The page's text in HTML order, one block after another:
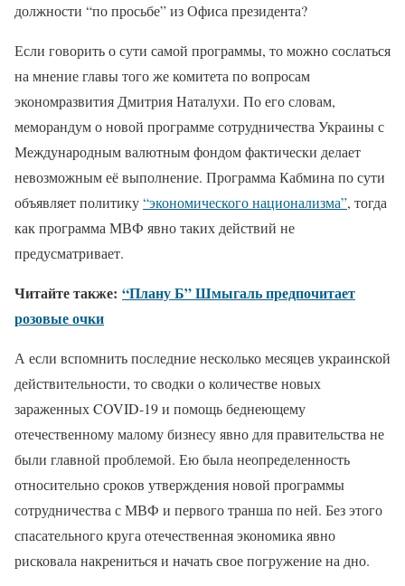
должности “по просьбе” из Офиса президента?
Если говорить о сути самой программы, то можно сослаться
на мнение главы того же комитета по вопросам
экономразвития Дмитрия Наталухи. По его словам,
меморандум о новой программе сотрудничества Украины с
Международным валютным фондом фактически делает
невозможным её выполнение. Программа Кабмина по сути
объявляет политику“экономического национализма”, тогда
как программа МВФ явно таких действий не
предусматривает.
Читайте также: “Плану Б” Шмыгаль предпочитает
розовые очки
А если вспомнить последние несколько месяцев украинской
действительности, то сводки о количестве новых
зараженных COVID-19 и помощь беднеющему
отечественному малому бизнесу явно для правительства не
были главной проблемой. Ею была неопределенность
относительно сроков утверждения новой программы
сотрудничества с МВФ и первого транша по ней. Без этого
спасательного круга отечественная экономика явно
рисковала накрениться и начать свое погружение на дно.